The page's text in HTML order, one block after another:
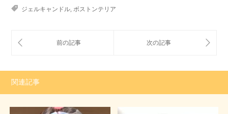
ジェルキャンドル ボストンテリア
関連記事